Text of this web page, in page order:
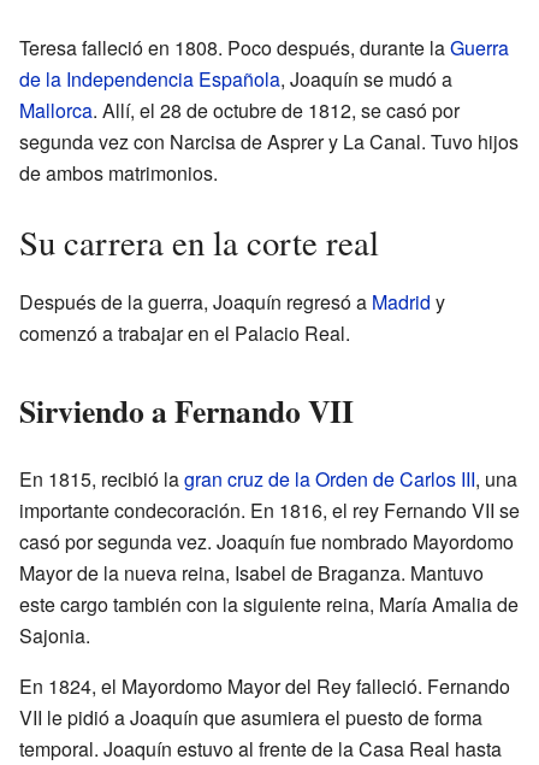
Teresa falleció en 1808. Poco después, durante laGuerra
de la Independencia Española, Joaquín se mudó a
Mallorca. Allí, el 28 de octubre de 1812, se casó por
segunda vez con Narcisa de Asprer y La Canal. Tuvo hijos
de ambos matrimonios.
Su carrera en la corte real
Después de la guerra, Joaquín regresó a Madrid y
comenzó a trabajar en el Palacio Real.
Sirviendo a Fernando VII
En 1815, recibió lagran cruz de la Orden de Carlos III, una
importante condecoración. En 1816, el rey Fernando VII se
casó por segunda vez. Joaquín fue nombrado Mayordomo
Mayor de la nueva reina, Isabel de Braganza. Mantuvo
este cargo también con la siguiente reina, María Amalia de
Sajonia.
En 1824, el Mayordomo Mayor del Rey falleció. Fernando
VII le pidió a Joaquín que asumiera el puesto de forma
temporal. Joaquín estuvo al frente de la Casa Real hasta